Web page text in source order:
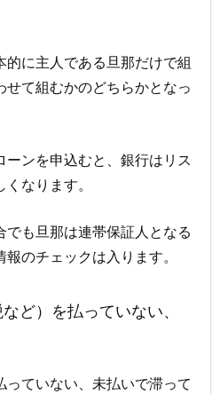
に主人である旦那だけで組
て組むかのどちらかとなっ
ンを申込むと、銀行はリス
なります。
も旦那は連帯保証人となる
のチェックは入ります。
ど）を払っていない、
ていない、未払いで滞って